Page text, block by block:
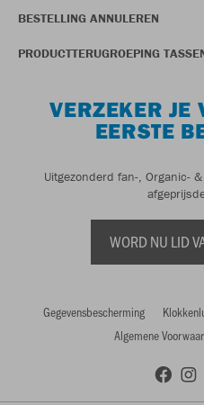
BESTELLING ANNULEREN
PRODUCTTERUGROEPING
VERZEKER JE
EERSTE
Uitgezonderd fan-, Organic-
WORD NU LID
Gegevensbescherming
Algemene